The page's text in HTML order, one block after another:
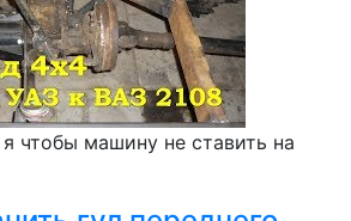
чтобы машину не ставить на